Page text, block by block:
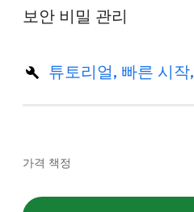
보안 비밀 관리
튜토리얼, 빠른 시작
가격 책정